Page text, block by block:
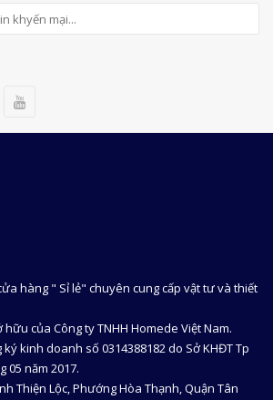
hàng " Sỉ lẻ" chuyên cung cấp vật tư và thiết
của Công ty TNHH Homede Việt Nam.
kinh doanh số 0314388182 do Sở KHĐT Tp
05 năm 2017.
Thiện Lộc, Phướng Hòa Thạnh, Quận Tân